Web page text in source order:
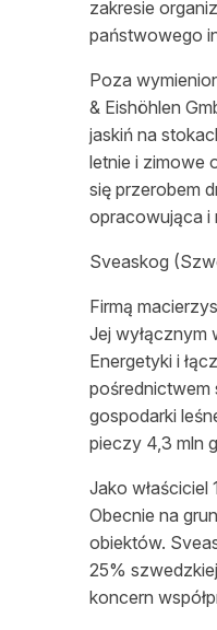
zakresie
państwowego
Poza
& Eishöhlen
jaskiń na
letnie i zimowe
się przerobem
opracowująca i
Sveaskog
Firmą
Jej wyłącznym
Energetyki i ł
pośrednictwem
gospodarki
pieczy 4,3 mln
Jako właściciel
Obecnie na
obiektów.
25%
koncern